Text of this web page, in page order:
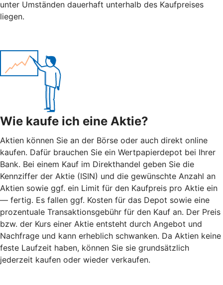
unter Umständen dauerhaft unterhalb des Kaufpreises
liegen.
Wie kaufe ich eine Aktie?
Aktien können Sie an der Börse oder auch direkt online
kaufen. Dafür brauchen Sie ein Wertpapierdepot bei Ihrer
Bank. Bei einem Kauf im Direkthandel geben Sie die
Kennziffer der Aktie (ISIN) und die gewünschte Anzahl an
Aktien sowie ggf. ein Limit für den Kaufpreis pro Aktie ein
— fertig. Es fallen ggf. Kosten für das Depot sowie eine
prozentuale Transaktionsgebühr für den Kauf an. Der Preis
bzw. der Kurs einer Aktie entsteht durch Angebot und
Nachfrage und kann erheblich schwanken. Da Aktien keine
feste Laufzeit haben, können Sie sie grundsätzlich
jederzeit kaufen oder wieder verkaufen.